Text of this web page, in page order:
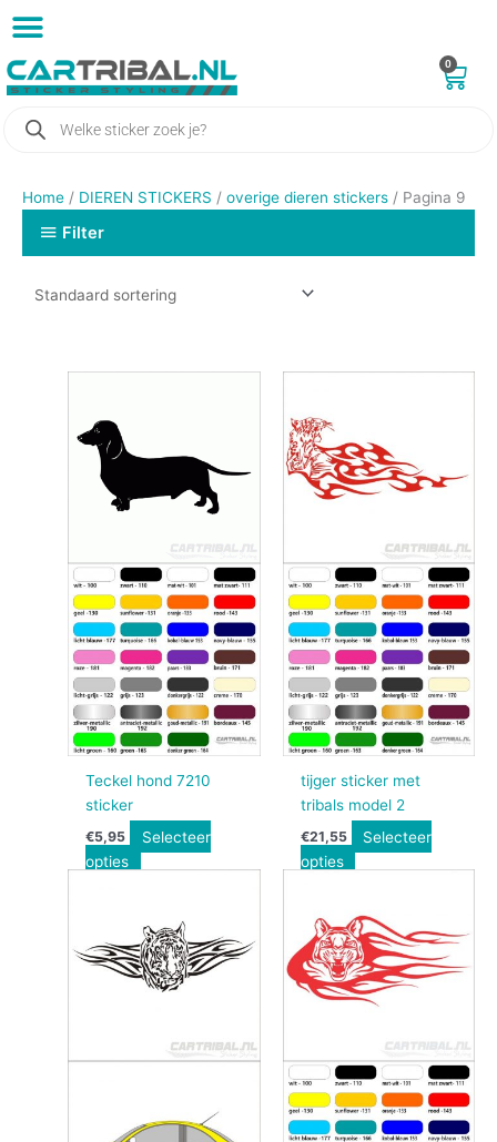
naar
de
inhoud
0
zoeken
Home / DIEREN STICKERS / overige dieren stickers / Pagina 9
Filter
Teckel hond 7210
sticker
€5,95
Selecteer
opties
tijger sticker met
tribals model 2
€21,55
Selecteer
opties